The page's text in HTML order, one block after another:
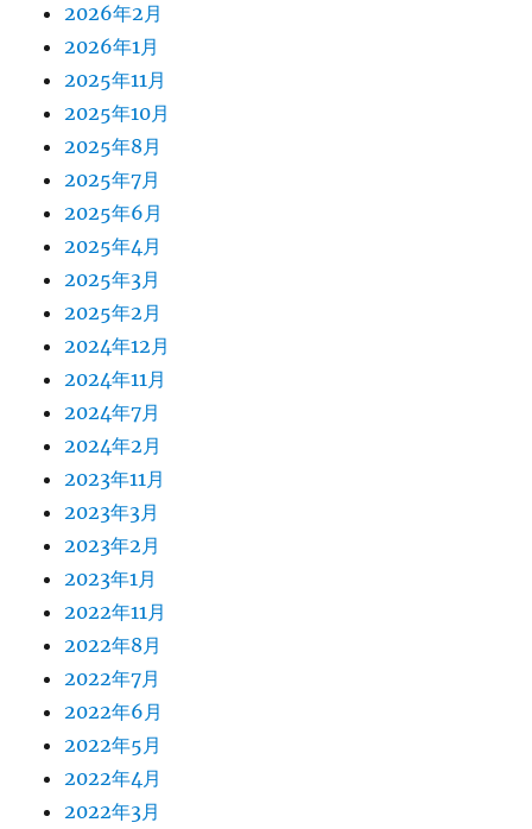
2026年2月
2026年1月
2025年11月
2025年10月
2025年8月
2025年7月
2025年6月
2025年4月
2025年3月
2025年2月
2024年12月
2024年11月
2024年7月
2024年2月
2023年11月
2023年3月
2023年2月
2023年1月
2022年11月
2022年8月
2022年7月
2022年6月
2022年5月
2022年4月
2022年3月